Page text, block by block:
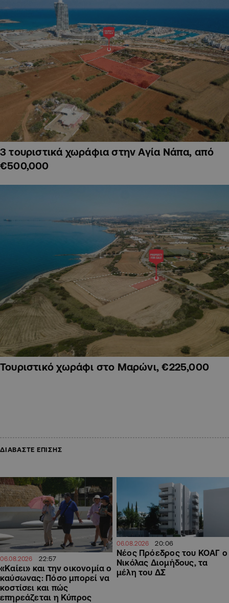
3 τουριστικά χωράφια στην Αγία Νάπα, από
€500,000
Τουριστικό χωράφι στο Μαρώνι, €225,000
ΔΙΑΒΑΣΤΕ ΕΠΙΣΗΣ
06.08.2026 22:57
«Καίει» και την οικονομία ο
καύσωνας: Πόσο μπορεί να
κοστίσει και πώς
επηρεάζεται η Κύπρος
06.08.2026 20:06
Νέος Πρόεδρος του ΚΟΑΓ ο
Νικόλας Διομήδους, τα
μέλη του ΔΣ